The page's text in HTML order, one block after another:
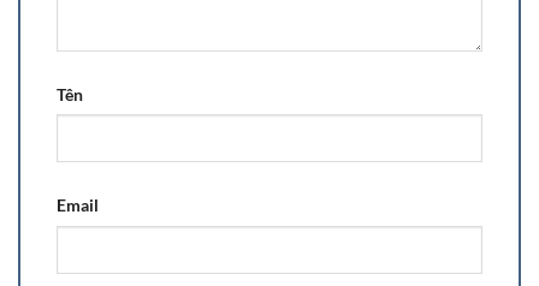
Tên
Email